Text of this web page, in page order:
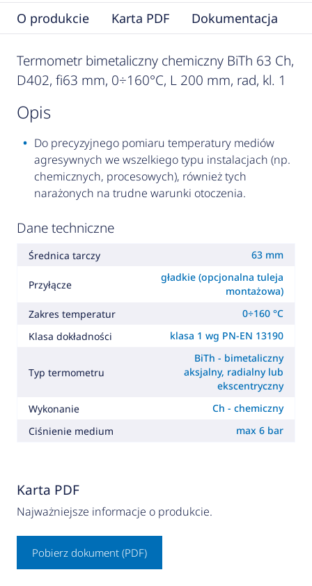
O produkcie Karta PDF Dokumentacja
Termometr bimetaliczny chemiczny BiTh 63 Ch,
D402, fi63 mm, 0÷160°C, L 200 mm, rad, kl. 1
opis
Do precyzyjnego pomiaru temperatury mediów
agresywnych we wszelkiego typu instalacjach (np.
chemicznych, procesowych), również tych
narażonych na trudne warunki otoczenia.
Dane techniczne
Średnica tarczy 63 mm
Przyłącze
gładkie (opcjonalna tuleja
montażowa)
Zakres temperatur
0÷160 °C
Klasa dokładności
klasa 1 wg PN-EN 13190
Typ termometru
BiTh - bimetaliczny
aksjalny, radialny lub
ekscentryczny
Wykonanie
Ch - chemiczny
Ciśnienie medium
max 6 bar
Karta PDF
Najważniejsze informacje o produkcie.
Pobierz dokument (PDF)